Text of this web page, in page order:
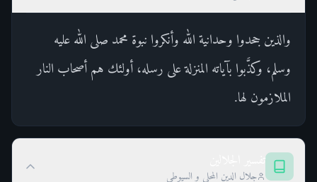
والذين جحدوا وحدانية الله وأنكروا نبوة محمد صلى الله عليه
وسلم، وكذَّبوا بآياته المنزلة على رسله، أولئك هم أصحاب النار
الملازمون لها.
جلال الدين المحلي و السيوطي